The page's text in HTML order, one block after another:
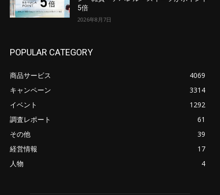
5倍
2026年8月7日
POPULAR CATEGORY
商品サービス
4069
キャンペーン
3314
イベント
1292
調査レポート
61
その他
39
経営情報
17
人物
4